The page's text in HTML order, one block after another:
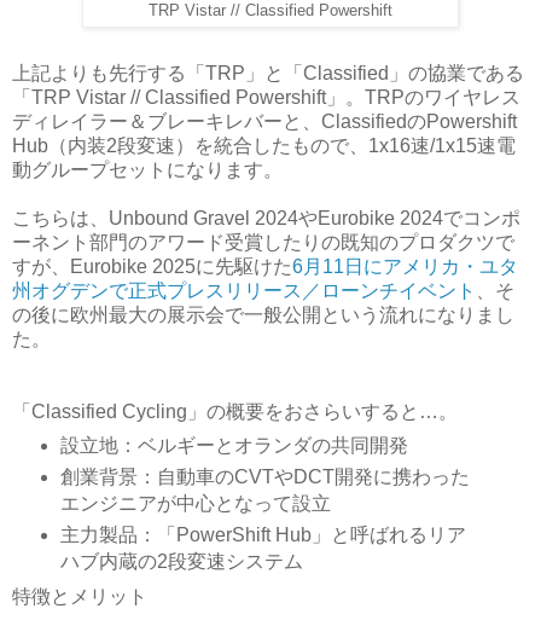
TRP Vistar // Classified Powershift
上記よりも先行する「TRP」と「Classified」の協業である
「TRP Vistar // Classified Powershift」。TRPのワイヤレス
ディレイラー＆ブレーキレバーと、ClassifiedのPowershift
Hub（内装2段変速）を統合したもので、1x16速/1x15速電
動グループセットになります。
こちらは、Unbound Gravel 2024やEurobike 2024でコンポ
ーネント部門のアワード受賞したりの既知のプロダクツで
すが、Eurobike 2025に先駆けた6月11日にアメリカ・ユタ
州オグデンで正式プレスリリース／ローンチイベント
、そ
の後に欧州最大の展示会で一般公開という流れになりまし
た。
「Classified Cycling」の概要をおさらいすると…。
設立地：ベルギーとオランダの共同開発
創業背景：自動車のCVTやDCT開発に携わった
エンジニアが中心となって設立
主力製品：「PowerShift Hub」と呼ばれるリア
ハブ内蔵の2段変速システム
特徴とメリット